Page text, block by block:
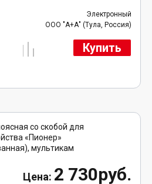
Электронный
ООО "А+А" (Тула, Россия)
Купить
2 730руб.